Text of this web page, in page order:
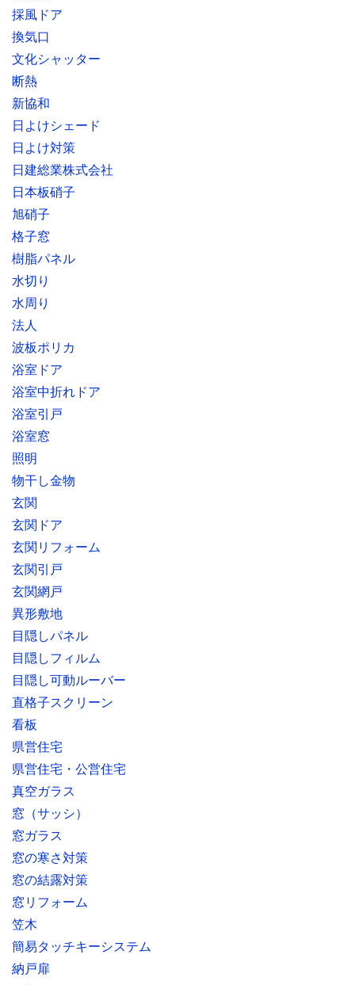
採風ドア
換気口
文化シャッター
断熱
新協和
日よけシェード
日よけ対策
日建総業株式会社
日本板硝子
旭硝子
格子窓
樹脂パネル
水切り
水周り
法人
波板ポリカ
浴室ドア
浴室中折れドア
浴室引戸
浴室窓
照明
物干し金物
玄関
玄関ドア
玄関リフォーム
玄関引戸
玄関網戸
異形敷地
目隠しパネル
目隠しフィルム
目隠し可動ルーバー
直格子スクリーン
看板
県営住宅
県営住宅・公営住宅
真空ガラス
窓（サッシ）
窓ガラス
窓の寒さ対策
窓の結露対策
窓リフォーム
笠木
簡易タッチキーシステム
納戸扉